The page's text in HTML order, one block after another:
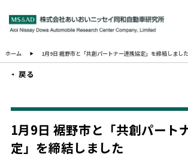
ホーム 1月9日 裾野市と「共創パートナー連携協定」を締結しました
戻る
1月9日 裾野市と「共創パート
定」を締結しました